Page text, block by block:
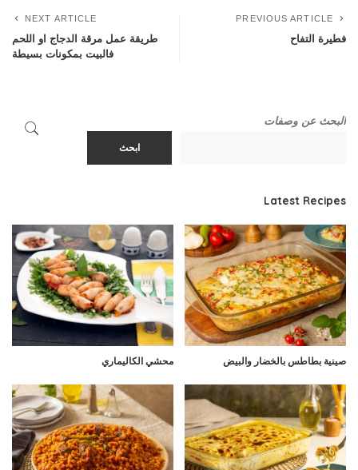
PREVIOUS ARTICLE
فطيرة التفاح
NEXT ARTICLE
طريقة عمل مرقة الدجاج او اللحم
فالبيت بمكونات بسيطة
البحث عن وصفات
ابحث
Latest Recipes
صينية بطاطس بالخضار والبيض محشي الكاليماري